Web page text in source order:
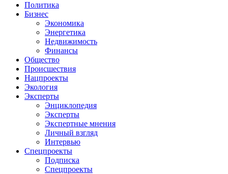
Политика
Бизнес
Экономика
Энергетика
Недвижимость
Финансы
Общество
Происшествия
Нацпроекты
Экология
Эксперты
Энциклопедия
Эксперты
Экспертные мнения
Личный взгляд
Интервью
Спецпроекты
Подписка
Спецпроекты